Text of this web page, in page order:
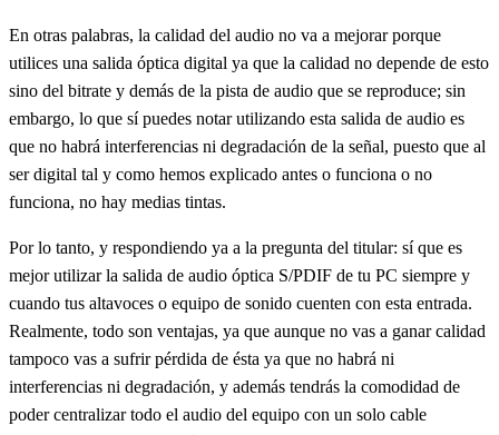
En otras palabras, la calidad del audio no va a mejorar porque
utilices una salida óptica digital ya que la calidad no depende de esto
sino del bitrate y demás de la pista de audio que se reproduce; sin
embargo, lo que sí puedes notar utilizando esta salida de audio es
que no habrá interferencias ni degradación de la señal, puesto que al
ser digital tal y como hemos explicado antes o funciona o no
funciona, no hay medias tintas.
Por lo tanto, y respondiendo ya a la pregunta del titular: sí que es
mejor utilizar la salida de audio óptica S/PDIF de tu PC siempre y
cuando tus altavoces o equipo de sonido cuenten con esta entrada.
Realmente, todo son ventajas, ya que aunque no vas a ganar calidad
tampoco vas a sufrir pérdida de ésta ya que no habrá ni
interferencias ni degradación, y además tendrás la comodidad de
poder centralizar todo el audio del equipo con un solo cable